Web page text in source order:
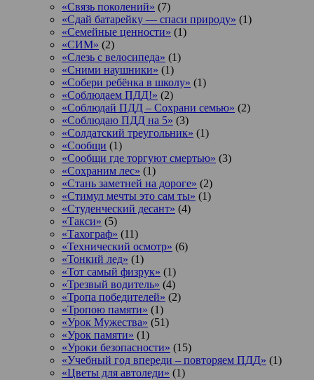
«Связь поколений» (7)
«Сдай батарейку — спаси природу» (1)
«Семейные ценности» (1)
«СИМ» (2)
«Слезь с велосипеда» (1)
«Сними наушники» (1)
«Собери ребёнка в школу» (1)
«Соблюдаем ПДД!» (2)
«Соблюдай ПДД – Сохрани семью» (2)
«Соблюдаю ПДД на 5» (3)
«Солдатский треугольник» (1)
«Сообщи (1)
«Сообщи где торгуют смертью» (3)
«Сохраним лес» (1)
«Стань заметней на дороге» (2)
«Стимул мечты это сам ты» (1)
«Студенческий десант» (4)
«Такси» (5)
«Тахограф» (11)
«Технический осмотр» (6)
«Тонкий лед» (1)
«Тот самый физрук» (1)
«Трезвый водитель» (4)
«Тропа победителей» (2)
«Тропою памяти» (1)
«Урок Мужества» (51)
«Урок памяти» (1)
«Уроки безопасности» (15)
«Учебный год впереди – повторяем ПДД» (1)
«Цветы для автоледи» (1)